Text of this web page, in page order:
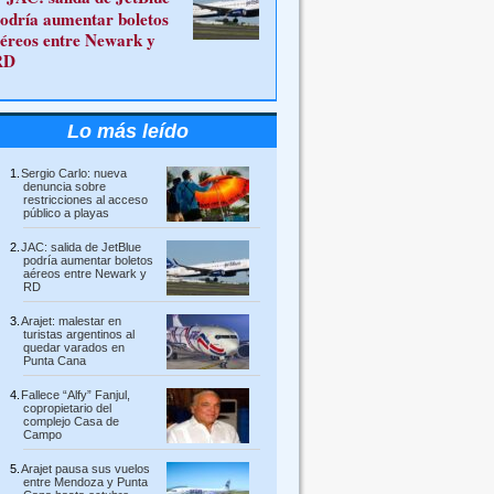
aumentar boletos
entre Newark y
Lo más leído
Sergio Carlo: nueva
denuncia sobre
restricciones al acceso
público a playas
JAC: salida de JetBlue
podría aumentar boletos
aéreos entre Newark y
RD
Arajet: malestar en
turistas argentinos al
quedar varados en
Punta Cana
Fallece “Alfy” Fanjul,
copropietario del
complejo Casa de
Campo
Arajet pausa sus vuelos
entre Mendoza y Punta